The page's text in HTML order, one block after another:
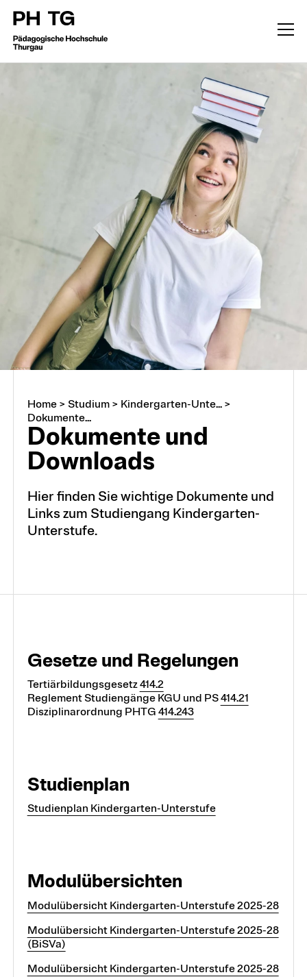
Kindergarten-Unterstufe
Primarstufe
Sekundarstufe I
Frühe Kindheit
International
Home> Studium> Kindergarten-Unte...>
Dokumente...
Doku­men­te und
Down­loads
Hier finden Sie wichtige Dokumente und
Links zum Studiengang Kindergarten-
Unterstufe.
Gesetze und Regelungen
Tertiärbildungsgesetz414.2
Reglement Studiengänge KGU und PS414.21
Disziplinarordnung PHTG 414.243
Studienplan
Studienplan Kindergarten-Unterstufe
Modulübersichten
Modulübersicht Kindergarten-Unterstufe 2025-28
Modulübersicht Kindergarten-Unterstufe 2025-28
(BiSVa)
Modulübersicht Kindergarten-Unterstufe 2025-28